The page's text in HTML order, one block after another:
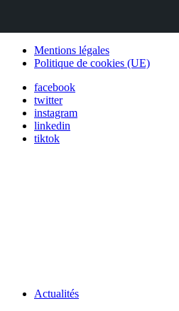
Mentions légales
Politique de cookies (UE)
facebook
twitter
instagram
linkedin
tiktok
Actualités